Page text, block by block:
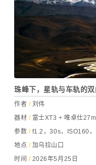
珠峰下，星轨与车轨的
作者 /刘伟
器材 /富士XT3 + 唯卓仕
参数 / f1.2，30s，ISO160
地点 /加乌拉山口
时间 / 2026年5月25日